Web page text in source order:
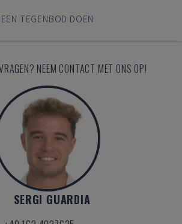
EEN TEGENBOD DOEN
NEEM CONTACT MET ONS OP!
SERGI GUARDIA